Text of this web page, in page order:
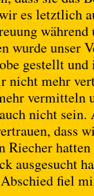
es letztlich
wurde unser
gestellt
nicht mehr
vermitteln
nicht sein.
dass
Riecher
ausgesucht
fiel